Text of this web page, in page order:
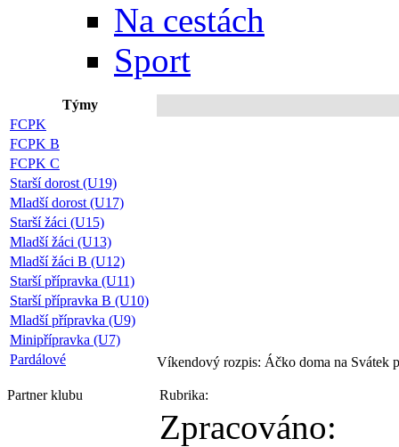
Na cestách
Sport
Týmy
FCPK
FCPK B
FCPK C
Starší dorost (U19)
Mladší dorost (U17)
Starší žáci (U15)
Mladší žáci (U13)
Mladší žáci B (U12)
Starší přípravka (U11)
Starší přípravka B (U10)
Mladší přípravka (U9)
Minipřípravka (U7)
Pardálové
Partnerklubu
Víkendový rozpis: Áčko doma na Svátek
Rubrika:
Zpracováno: